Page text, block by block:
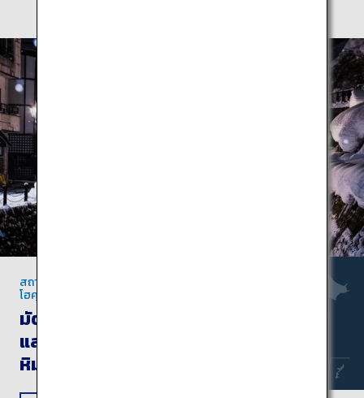
มัตสึชิมะ กินซังออนเซน
และซาโอะ: สัมผัสทิวทัศน์
หิมะละลานตา
สถานที่ท่องเที่ยวยอดนิยมในฤดูหนาวแห่งโท
โฮคุ